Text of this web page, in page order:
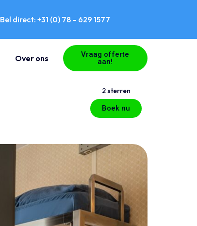
Bel direct: +31 (0) 78 – 629 1577
Over ons
Vraag offerte
aan!
2 sterren
Boek nu